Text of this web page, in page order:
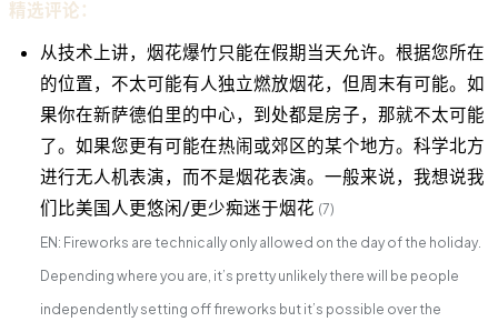
精选评论：
从技术上讲，烟花爆竹只能在假期当天允许。根据您所在
的位置，不太可能有人独立燃放烟花，但周末有可能。如
果你在新萨德伯里的中心，到处都是房子，那就不太可能
了。如果您更有可能在热闹或郊区的某个地方。科学北方
进行无人机表演，而不是烟花表演。一般来说，我想说我
们比美国人更悠闲/更少痴迷于烟花 (7)
EN: Fireworks are technically only allowed on the day of the holiday.
Depending where you are, it’s pretty unlikely there will be people
independently setting off fireworks but it’s possible over the